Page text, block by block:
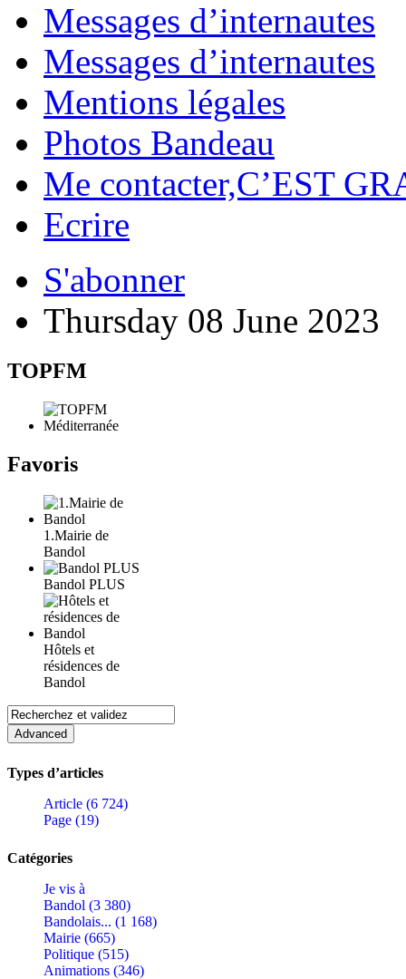
Messages d’internautes
Messages d’internautes
Mentions légales
Photos Bandeau
Me contacter,C’EST
Ecrire
S'abonner
Thursday 08 June 2023
TOPFM
Favoris
1.Mairie de
Bandol
Bandol PLUS
Hôtels et
résidences de
Bandol
Types d’articles
Article (6 724)
Page (19)
Catégories
Je vis à
Bandol (3 380)
Bandolais... (1 168)
Mairie (665)
Politique (515)
Animations (346)